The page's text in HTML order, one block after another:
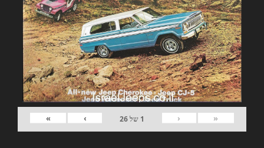
«
‹
1 של26
›
»